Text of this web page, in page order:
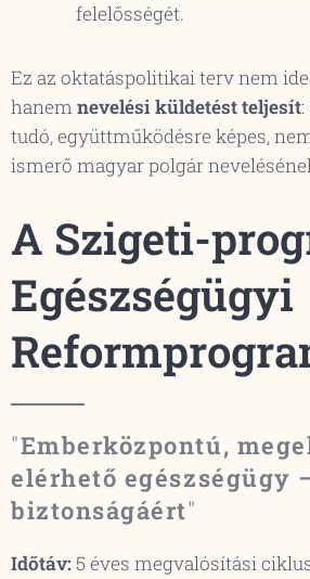
felelősségét.
Ez az oktatáspolitikai terv nem
hanem nevelési küldetést teljesít
tudó, együttműködésre képes,
ismerő magyar polgár
A Szigeti-
Egészségügyi
"Emberközpontú,
elérhető egészségügy
biztonságáért"
Időtáv: 5 éves megvalósítási